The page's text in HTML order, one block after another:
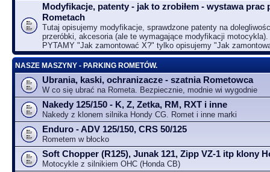
Modyfikacje, patenty - jak to zrobiłem - wystawa prac
Rometach
Tutaj opisujemy modyfikacje, sprawdzone patenty na
przeróbki, akcesoria (ale te wymagające modyfikacji
PYTAMY "Jak zamontować X?" tylko opisujemy "Jak
NASZE MASZYNY - PARKING ROMETÓW.
Ubrania, kaski, ochranizacze - szatnia Rometowca
W co się ubrać na Rometa. Bezpiecznie, modnie wi wygodnie
Nakedy 125/150 - K, Z, Zetka, RM, RXT i inne
Nakedy z klonem silnika Hondy CG. Romet i inne marki
Enduro - ADV 125/150, CRS 50/125
Rometem w błocko
Soft Chopper (R125), Junak 121, Zipp VZ-1 itp klony
Motocykle z silnikiem OHC (Honda CB)